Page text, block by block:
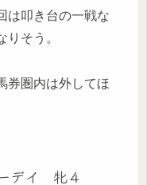
は叩き台の一戦な
そう。
券圏内は外してほ
デイ 牝４